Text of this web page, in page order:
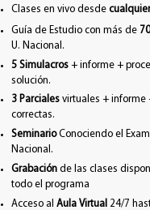
Clases en vivo desde
Guía de Estudio con más de
U. Nacional.
5 Simulacros + informe +
solución.
3 Parciales virtuales + informe
correctas.
SeminarioConociendo el
Nacional.
Grabación de las clases
todo el programa
Acceso al Aula Virtual 24/7